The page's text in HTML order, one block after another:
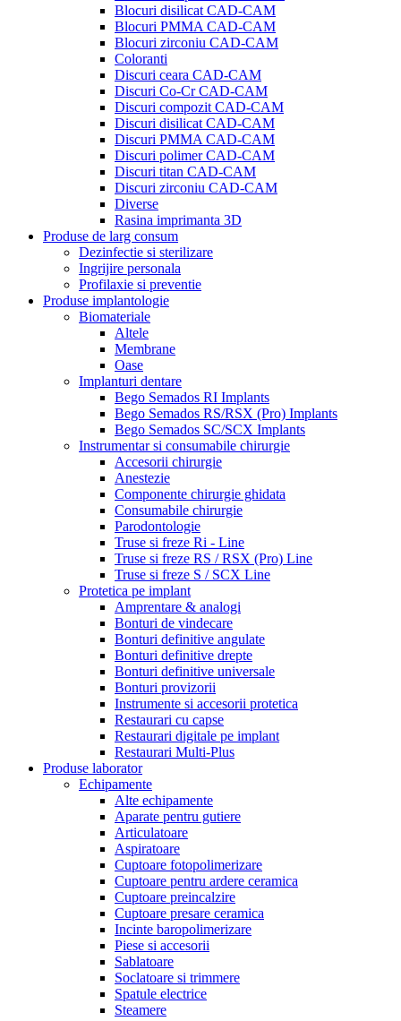
Blocuri disilicat CAD-CAM
Blocuri PMMA CAD-CAM
Blocuri zirconiu CAD-CAM
Coloranti
Discuri ceara CAD-CAM
Discuri Co-Cr CAD-CAM
Discuri compozit CAD-CAM
Discuri disilicat CAD-CAM
Discuri PMMA CAD-CAM
Discuri polimer CAD-CAM
Discuri titan CAD-CAM
Discuri zirconiu CAD-CAM
Diverse
Rasina imprimanta 3D
Produse de larg consum
Dezinfectie si sterilizare
Ingrijire personala
Profilaxie si preventie
Produse implantologie
Biomateriale
Altele
Membrane
Oase
Implanturi dentare
Bego Semados RI Implants
Bego Semados RS/RSX (Pro) Implants
Bego Semados SC/SCX Implants
Instrumentar si consumabile chirurgie
Accesorii chirurgie
Anestezie
Componente chirurgie ghidata
Consumabile chirurgie
Parodontologie
Truse si freze Ri - Line
Truse si freze RS / RSX (Pro) Line
Truse si freze S / SCX Line
Protetica pe implant
Amprentare & analogi
Bonturi de vindecare
Bonturi definitive angulate
Bonturi definitive drepte
Bonturi definitive universale
Bonturi provizorii
Instrumente si accesorii protetica
Restaurari cu capse
Restaurari digitale pe implant
Restaurari Multi-Plus
Produse laborator
Echipamente
Alte echipamente
Aparate pentru gutiere
Articulatoare
Aspiratoare
Cuptoare fotopolimerizare
Cuptoare pentru ardere ceramica
Cuptoare preincalzire
Cuptoare presare ceramica
Incinte baropolimerizare
Piese si accesorii
Sablatoare
Soclatoare si trimmere
Spatule electrice
Steamere